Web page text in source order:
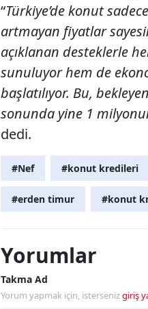
“Türkiye’de konut
artmayan fiyatlar
açıklanan desteklerle
sunuluyor hem de
başlatılıyor. Bu,
sonunda yine 1
dedi.
#Nef #konut kredileri
#erden timur #konut
Yorumlar
Takma Ad
Yorum yapmak için, istersenizgiriş